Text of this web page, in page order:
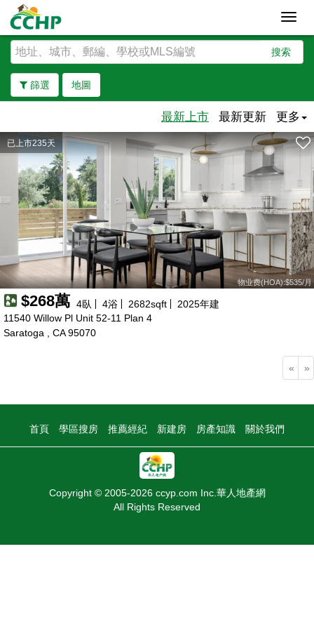
搜索
篩選 地圖
去除邊界
最新上市 最新更新 更多
已上市235天
物业费(HOA):$535/月
$268萬 4臥 4浴 2682sqft 2025年建
11540 Willow Pl Unit 52-11 Plan 4
Saratoga , CA 95070
« »
首頁 學區搜房 推薦經紀 新建房 房產知識 關於我們
Copyright © 2005-2026 ccyp.com Inc.華人地產網
All Rights Reserved